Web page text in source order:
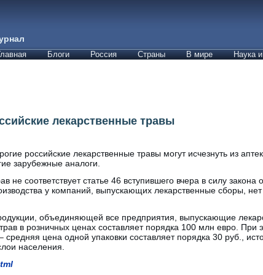
Блоги Россия Страны В мире Наука
лекарственные травы
российские лекарственные травы могут исчезнуть из
зарубежные аналоги.
не соответствует статье 46 вступившего вчера в силу закона
у компаний, выпускающих лекарственные сборы, нет
объединяющей все предприятия, выпускающие
в розничных ценах составляет порядка 100 млн евро. При
средняя цена одной упаковки составляет порядка 30 руб.,
населения.